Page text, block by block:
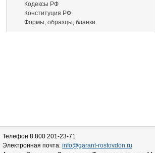
Кодексы РФ
Конституция РФ
Формы, образцы, бланки
Телефон 8 800 201-23-71
Электронная почта: info@garant-rostovdon.ru